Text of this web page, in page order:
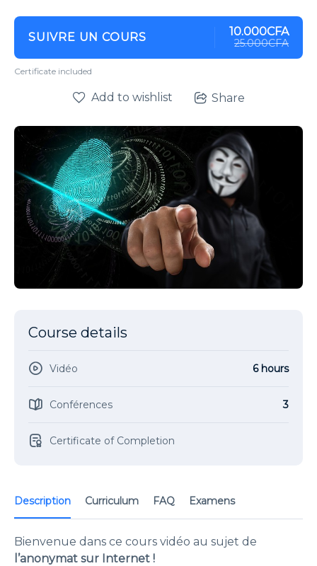
Description Curriculum FAQ Examens
Bienvenue dans ce cours vidéo au sujet de
l’anonymat sur Internet !
SUIVRE UN COURS 10.000CFA
25.000CFA
Certificate included
Add to wishlist Share
Course details
Vidéo 6 hours
Conférences 3
Certificate of Completion